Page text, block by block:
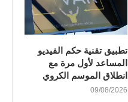
تطبيق تقنية حكم الفيديو
المساعد لأول مرة مع
انطلاق الموسم الكروي
09/08/2026